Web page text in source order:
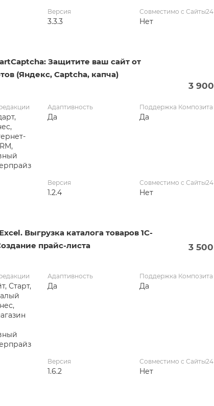
Версия
3.3.3
Совместимо с Сайты24
Нет
Защитите ваш сайт от
(Яндекс, Captcha, капча)
3 900
Адаптивность
Да
Поддержка Композита
Да
Версия
1.2.4
Совместимо с Сайты24
Нет
Выгрузка каталога товаров 1С-
прайс-листа
3 500
Старт,
Адаптивность
Да
Поддержка Композита
Да
Версия
1.6.2
Совместимо с Сайты24
Нет